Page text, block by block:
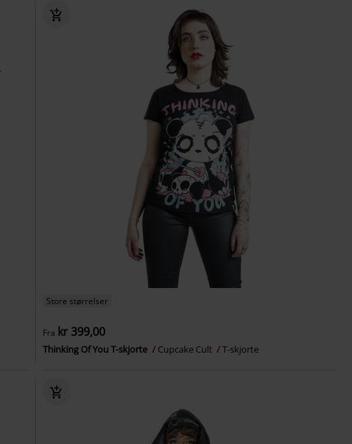
Store størrelser
Fra kr 399,00
Thinking Of You T-skjorte Cupcake Cult T-skjorte